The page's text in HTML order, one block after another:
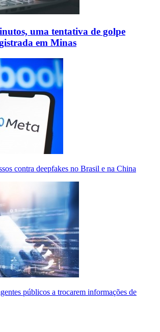
uma tentativa de golpe
em Minas
contra deepfakes no Brasil e na China
públicos a trocarem informações de